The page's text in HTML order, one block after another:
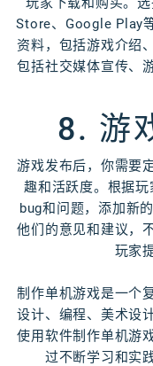
Store、Google Play
资料，包括游戏介绍
包括社交媒体宣传、
8. 游
游戏发布后，你需要
趣和活跃度。根据
bug和问题，添加新
他们的意见和建议，
玩家
制作单机游戏是一个
设计、编程、美术设
使用软件制作单机游
过不断学习和实